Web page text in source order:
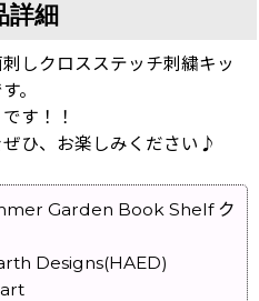
詳細
しクロスステッチ刺繍キッ
。
す！！
ひ、お楽しみください♪
Garden Book Shelf ク
Designs(HAED)